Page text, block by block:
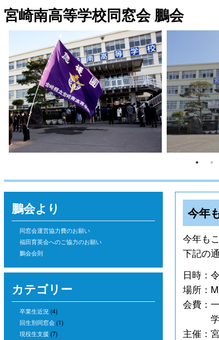
宮崎南高等学校同窓会 鵬会
鵬会より
同窓会運営協力費のお願い
福田育英会へのご協力のお願い
鵬会会則
カテゴリー
卒業生近況 (4)
回生別同窓会 (1)
現役生支援 (7)
今年
今年も
下記の
日時：
場所：
会費：
学生
主催：